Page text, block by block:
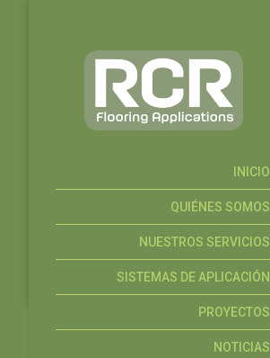
INICIO
QUIÉNES SOMOS
NUESTROS SERVICIOS
SISTEMAS DE APLICACIÓN
PROYECTOS
NOTICIAS